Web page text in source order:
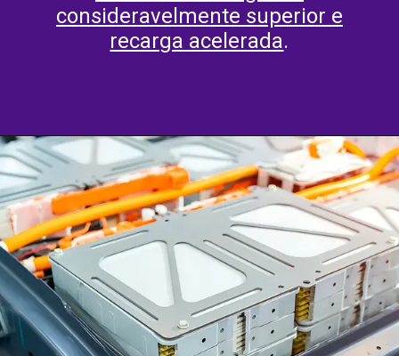
consideravelmente superior e
recarga acelerada.